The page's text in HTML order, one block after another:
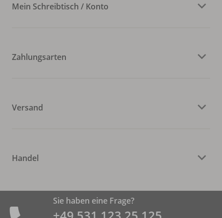
Mein Schreibtisch / Konto
Zahlungsarten
Versand
Handel
Sie haben eine Frage?